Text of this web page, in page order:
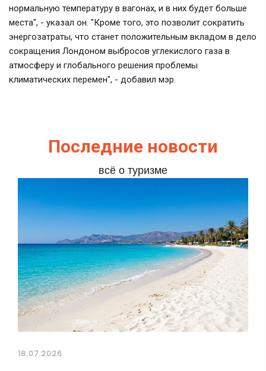
нормальную температуру в вагонах, и в них будет больше
места", - указал он. "Кроме того, это позволит сократить
энергозатраты, что станет положительным вкладом в дело
сокращения Лондоном выбросов углекислого газа в
атмосферу и глобального решения проблемы
климатических перемен", - добавил мэр.
Последние новости
всё о туризме
18.07.2026